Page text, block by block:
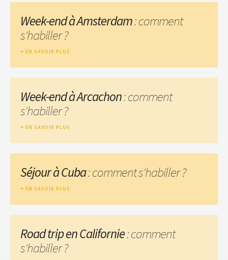
Week-end à Amsterdam: comment
s'habiller ?
EN SAVOIR PLUS
Week-end à Arcachon: comment
s'habiller ?
EN SAVOIR PLUS
Séjour à Cuba: comment s'habiller ?
EN SAVOIR PLUS
Road trip en Californie: comment
s'habiller ?